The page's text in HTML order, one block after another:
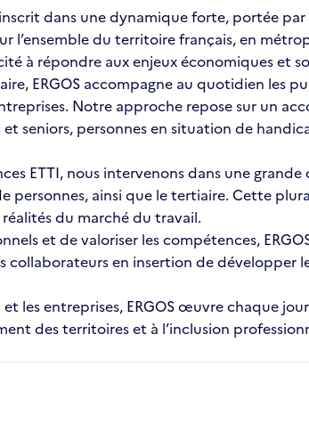
dans une dynamique forte, portée
l’ensemble du territoire français, en
à répondre aux enjeux économiques et
ERGOS accompagne au quotidien
Notre approche repose sur un
seniors, personnes en situation de
ETTI, nous intervenons dans une
personnes, ainsi que le tertiaire. Cette
du marché du travail.
et de valoriser les compétences,
en insertion de développer
et les entreprises, ERGOS œuvre chaque
des territoires et à l’inclusion